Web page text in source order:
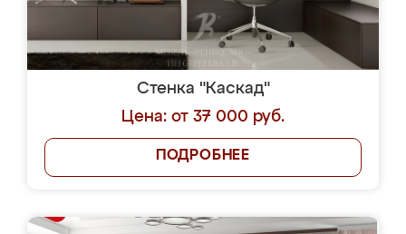
Стенка "Каскад"
Цена: от 37 000 руб.
ПОДРОБНЕЕ